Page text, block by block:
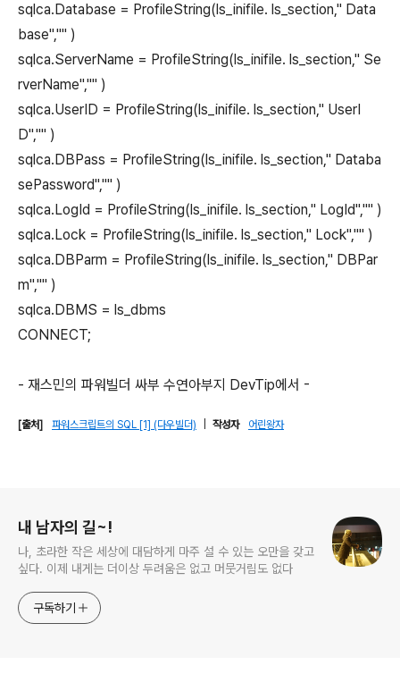
sqlca.Database = ProfileString(ls_inifile. ls_section," Data
base","" )
sqlca.ServerName = ProfileString(ls_inifile. ls_section," Se
rverName","" )
sqlca.UserID = ProfileString(ls_inifile. ls_section," UserI
D","" )
sqlca.DBPass = ProfileString(ls_inifile. ls_section," Databa
sePassword","" )
sqlca.LogId = ProfileString(ls_inifile. ls_section," LogId","" )
sqlca.Lock = ProfileString(ls_inifile. ls_section," Lock","" )
sqlca.DBParm = ProfileString(ls_inifile. ls_section," DBPar
m","" )
sqlca.DBMS = ls_dbms
CONNECT;
- 재스민의 파워빌더 싸부 수연아부지 DevTip에서 -
[출처] 파워스크립트의 SQL [1] (다우빌더) 작성자 어린왕자
내 남자의 길~!
나, 초라한 작은 세상에 대담하게 마주 설 수 있는 오만을 갖고
싶다. 이제 내게는 더이상 두려움은 없고 머뭇거림도 없다
구독하기